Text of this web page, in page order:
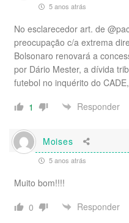
5 anos atrás
No esclarecedor art. de
preocupação c/a extrema
Bolsonaro renovará a
por Dário Mester, a dívida
futebol no inquérito do
1
Responder
Moises
5 anos atrás
Muito bom!!!!
0
Responder